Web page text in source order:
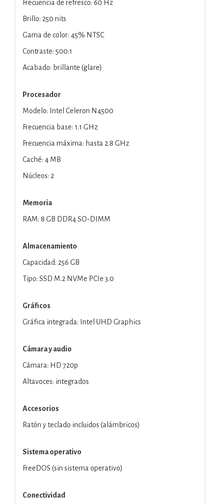
Frecuencia de refresco: 60 Hz
Brillo: 250 nits
Gama de color: 45% NTSC
Contraste: 500:1
Acabado: brillante (glare)
Procesador
Modelo: Intel Celeron N4500
Frecuencia base: 1.1 GHz
Frecuencia máxima: hasta 2.8 GHz
Caché: 4 MB
Núcleos: 2
Memoria
RAM: 8 GB DDR4 SO-DIMM
Almacenamiento
Capacidad: 256 GB
Tipo: SSD M.2 NVMe PCIe 3.0
Gráficos
Gráfica integrada: Intel UHD Graphics
Cámara y audio
Cámara: HD 720p
Altavoces: integrados
Accesorios
Ratón y teclado incluidos (alámbricos)
Sistema operativo
FreeDOS (sin sistema operativo)
Conectividad